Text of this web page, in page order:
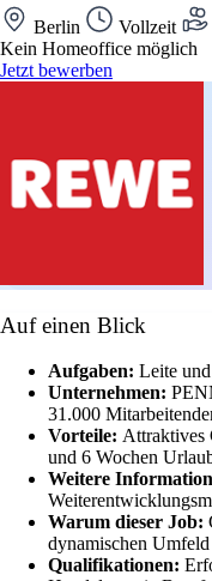
Berlin Vollzeit
Kein Homeoffice möglich
Jetzt bewerben
Auf einen Blick
Aufgaben: Leite
Unternehmen:
31.000
Vorteile: Attraktives
und 6 Wochen
Weitere
Warum dieser Job:
dynamischen
Qualifikationen: